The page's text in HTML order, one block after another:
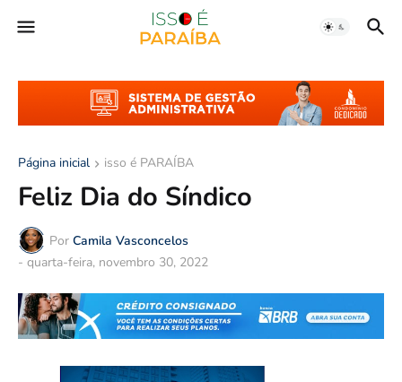
Página inicial isso é PARAÍBA
Feliz Dia do Síndico
Por Camila Vasconcelos
- quarta-feira, novembro 30, 2022